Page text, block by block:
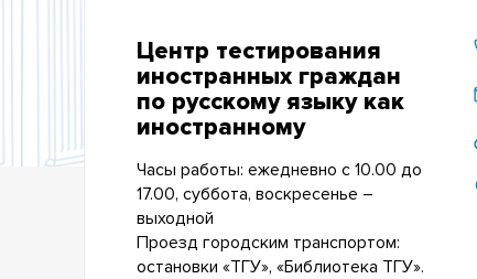
Центр тестирования
иностранных граждан
по русскому языку как
иностранному
Часы работы: ежедневно с 10.00 до
17.00, суббота, воскресенье –
выходной
Проезд городским транспортом:
остановки «ТГУ», «Библиотека ТГУ».